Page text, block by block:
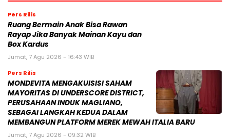
Pers Rilis
Ruang Bermain Anak Bisa Rawan
Rayap Jika Banyak Mainan Kayu dan
Box Kardus
Jumat, 7 Agu 2026 - 16:43 WIB
Pers Rilis
MONDEVITA MENGAKUISISI SAHAM
MAYORITAS DI UNDERSCORE DISTRICT,
PERUSAHAAN INDUK MAGLIANO,
SEBAGAI LANGKAH KEDUA DALAM
MEMBANGUN PLATFORM MEREK MEWAH ITALIA BARU
Jumat, 7 Agu 2026 - 09:32 WIB